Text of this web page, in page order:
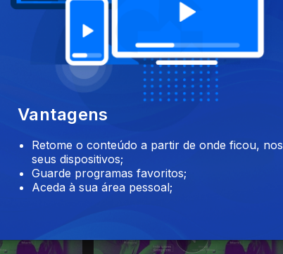
túmulo
21 fev. 2020
Vantagens
Retome o conteúdo a partir de onde ficou, nos
seus dispositivos;
Guarde programas favoritos;
Aceda à sua área pessoal;